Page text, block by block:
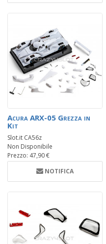
Acura ARX-05 Grezza in
Kit
Slot.it CA56z
Non Disponibile
Prezzo: 47,90 €
NOTIFICA